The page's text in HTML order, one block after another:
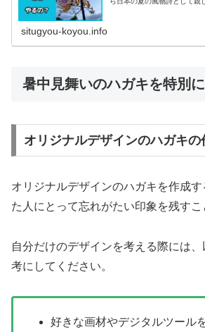
situgyou-koyou.info
暑中見舞いのハガキを特別
オリジナルデザインのハガキの
オリジナルデザインのハガキを作成
た人にとって忘れがたい印象を残すこ
自分だけのデザインを考える際には
考にしてください。
好きな画材やデジタルツール